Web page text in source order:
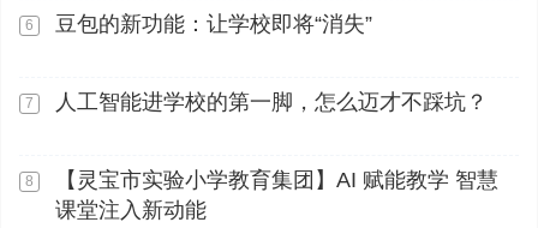
6 豆包的新功能：让学校即将“消失”
7 人工智能进学校的第一脚，怎么迈才不踩坑？
8
【灵宝市实验小学教育集团】AI 赋能教学 智慧
课堂注入新动能